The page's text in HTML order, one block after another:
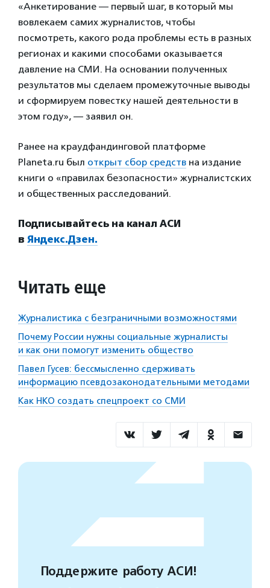
«Анкетирование — первый шаг, в который мы
вовлекаем самих журналистов, чтобы
посмотреть, какого рода проблемы есть в разных
регионах и какими способами оказывается
давление на СМИ. На основании полученных
результатов мы сделаем промежуточные выводы
и сформируем повестку нашей деятельности в
этом году», — заявил он.
Ранее на краудфандинговой платформе
Planeta.ru был открыт сбор средств на издание
книги о «правилах безопасности» журналистских
и общественных расследований.
Подписывайтесь на канал АСИ
в Яндекс.Дзен.
Читать еще
Журналистика с безграничными возможностями
Почему России нужны социальные журналисты
и как они помогут изменить общество
Павел Гусев: бессмысленно сдерживать
информацию псевдозаконодательными методами
Как НКО создать спецпроект со СМИ
Поддержите работу АСИ!